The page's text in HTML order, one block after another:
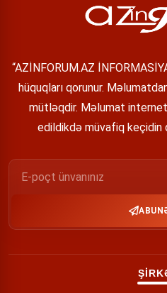
“AZİNFORUM.AZ
hüquqları qorunur.
mütləqdir. Məlumat
edildikdə müvafiq keçidin